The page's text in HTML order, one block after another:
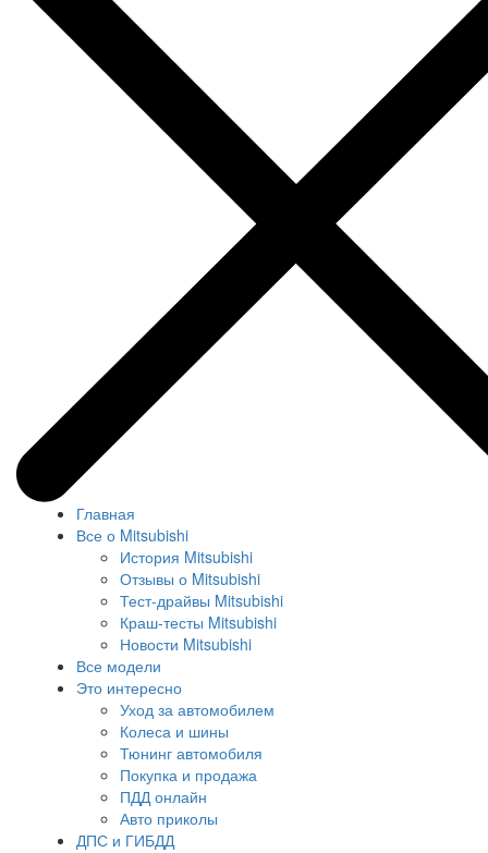
Главная
Все о Mitsubishi
История Mitsubishi
Отзывы о Mitsubishi
Тест-драйвы Mitsubishi
Краш-тесты Mitsubishi
Новости Mitsubishi
Все модели
Это интересно
Уход за автомобилем
Колеса и шины
Тюнинг автомобиля
Покупка и продажа
ПДД онлайн
Авто приколы
ДПС и ГИБДД